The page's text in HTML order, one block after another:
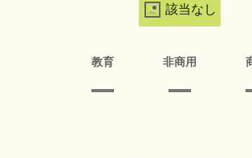
該当なし
教育 非商用